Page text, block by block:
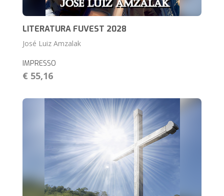
LITERATURA FUVEST 2028
José Luiz Amzalak
IMPRESSO
€ 55,16